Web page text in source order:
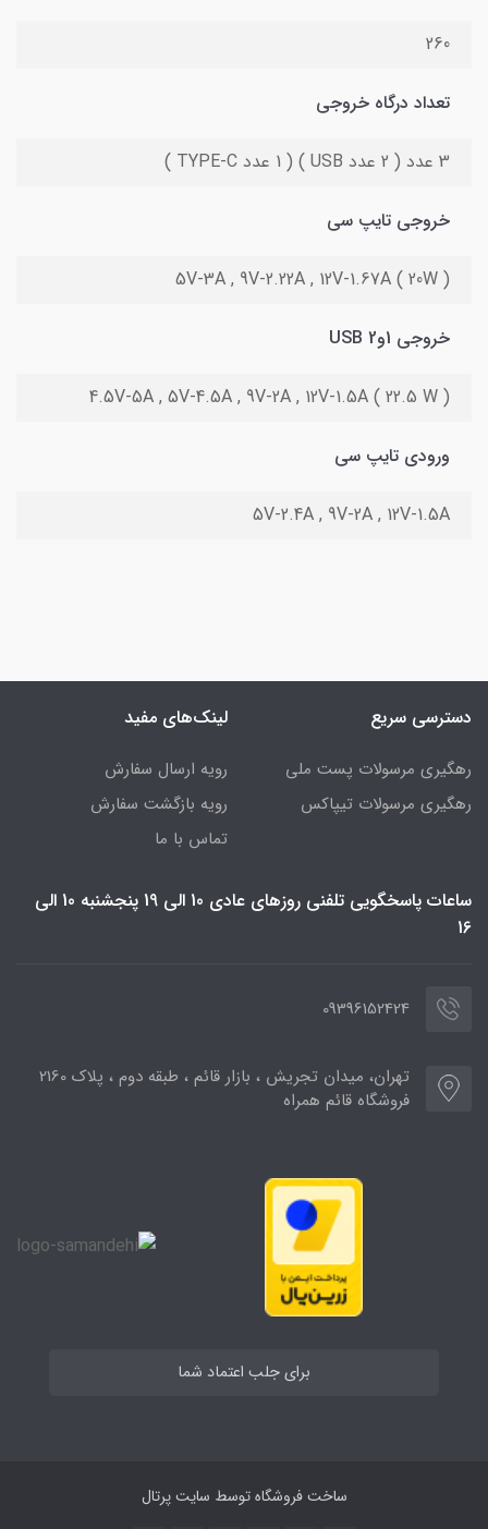
260
تعداد درگاه خروجی
3 عدد ( 2 عدد USB ) ( 1 عدد TYPE-C )
خروجی تایپ سی
5V-3A , 9V-2.22A , 12V-1.67A ( 20W )
خروجی 1و2 USB
4.5V-5A , 5V-4.5A , 9V-2A , 12V-1.5A ( 22.5 W )
ورودی تایپ سی
5V-2.4A , 9V-2A , 12V-1.5A
دسترسی سریع
رهگیری مرسولات پست ملی
رهگیری مرسولات تیپاکس
لینک‌های مفید
رویه ارسال سفارش
رویه بازگشت سفارش
تماس با ما
ساعات پاسخگویی تلفنی روزهای عادی 10 الی 19 پنجشنبه 10 الی
16
09396152424
تهران، میدان تجریش ، بازار قائم ، طبقه دوم ، پلاک 2160
فروشگاه قائم همراه
برای جلب اعتماد شما
ساخت فروشگاه توسط سایت پرتال